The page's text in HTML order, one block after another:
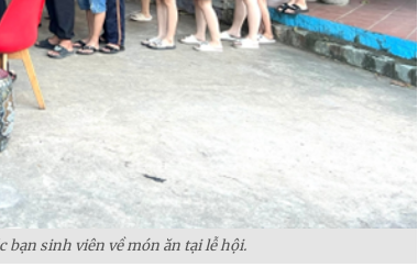
bạn sinh viên về món ăn tại lễ hội.